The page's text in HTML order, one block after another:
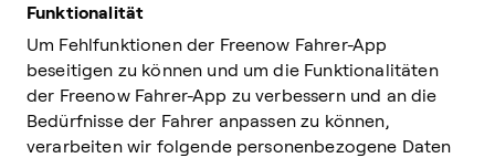
Funktionalität
Um Fehlfunktionen der Freenow Fahrer-App
beseitigen zu können und um die Funktionalitäten
der Freenow Fahrer-App zu verbessern und an die
Bedürfnisse der Fahrer anpassen zu können,
verarbeiten wir folgende personenbezogene Daten